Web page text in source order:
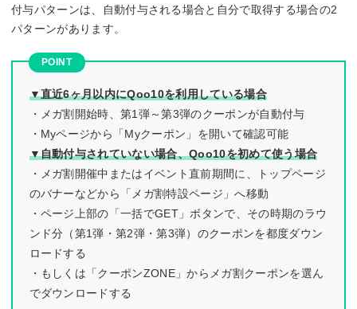
付与パターンは、自動付与される場合と自分で取得する場合の2
パターンがあります。
▼直近6ヶ月以内にQoo10を利用している場合
・メガ割開始時、第1弾～第3弾のクーポンが自動付与
・Myページから「Myクーポン」を開いて確認可能
▼自動付与されていない場合、Qoo10を初めて使う場合
・メガ割開催中またはイベント直前期間に、トップページ
のバナーなどから「メガ割特設ページ」へ移動
・ページ上部の「一括でGET」ボタンで、その時期のラウ
ンド分（第1弾・第2弾・第3弾）のクーポンを都度ダウン
ロードする
・もしくは「クーポンZONE」からメガ割クーポンを選ん
でダウンロードする